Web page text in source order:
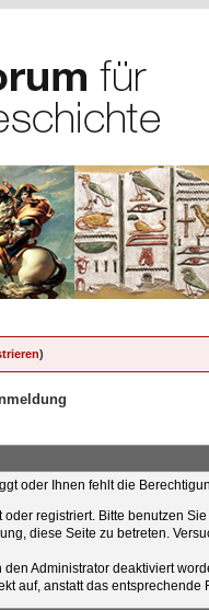
)
oder Ihnen fehlt die
registriert. Bitte benutzen
diese Seite zu betreten.
den Administrator deaktiviert
auf, anstatt das